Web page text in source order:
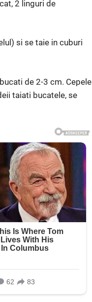
2 linguri de
si se taie in cuburi
de 2-3 cm. Cepele
taiati bucatele, se